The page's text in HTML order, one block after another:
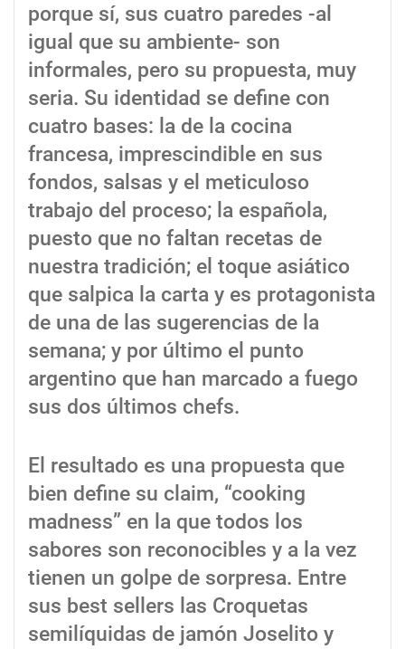
porque sí, sus cuatro paredes -al
igual que su ambiente- son
informales, pero su propuesta, muy
seria. Su identidad se define con
cuatro bases: la de la cocina
francesa, imprescindible en sus
fondos, salsas y el meticuloso
trabajo del proceso; la española,
puesto que no faltan recetas de
nuestra tradición; el toque asiático
que salpica la carta y es protagonista
de una de las sugerencias de la
semana; y por último el punto
argentino que han marcado a fuego
sus dos últimos chefs.
El resultado es una propuesta que
bien define su claim, “cooking
madness” en la que todos los
sabores son reconocibles y a la vez
tienen un golpe de sorpresa. Entre
sus best sellers las Croquetas
semilíquidas de jamón Joselito y